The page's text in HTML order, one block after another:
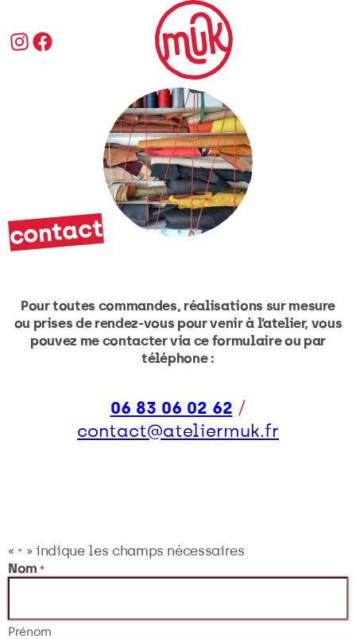
Instagram
Facebook
contact
Pour toutes commandes, réalisations sur mesure
ou prises de rendez-vous pour venir à l’atelier, vous
pouvez me contacter via ce formulaire ou par
téléphone :
06 83 06 02 62 /
contact@ateliermuk.fr
« * » indique les champs nécessaires
Nom *
Prénom